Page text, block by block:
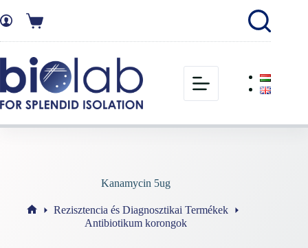
Kanamycin 5ug
Rezisztencia és Diagnosztikai Termékek
Antibiotikum korongok